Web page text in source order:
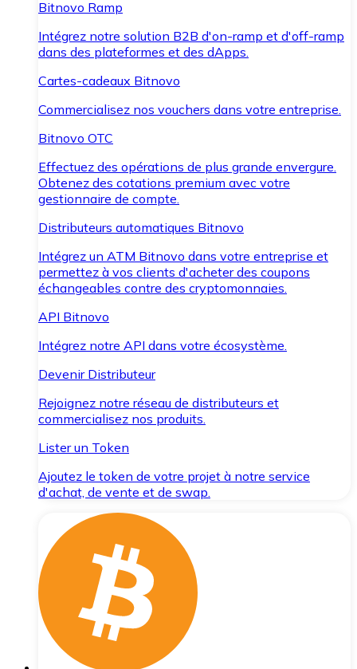
Bitnovo Ramp
Intégrez notre solution B2B d'on-ramp et d'off-ramp
dans des plateformes et des dApps.
Cartes-cadeaux Bitnovo
Commercialisez nos vouchers dans votre entreprise.
Bitnovo OTC
Effectuez des opérations de plus grande envergure.
Obtenez des cotations premium avec votre
gestionnaire de compte.
Distributeurs automatiques Bitnovo
Intégrez un ATM Bitnovo dans votre entreprise et
permettez à vos clients d'acheter des coupons
échangeables contre des cryptomonnaies.
API Bitnovo
Intégrez notre API dans votre écosystème.
Devenir Distributeur
Rejoignez notre réseau de distributeurs et
commercialisez nos produits.
Lister un Token
Ajoutez le token de votre projet à notre service
d'achat, de vente et de swap.